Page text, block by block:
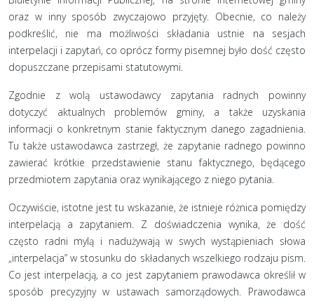
oraz w inny sposób zwyczajowo przyjęty. Obecnie, co należy
podkreślić, nie ma możliwości składania ustnie na sesjach
interpelacji i zapytań, co oprócz formy pisemnej było dość często
dopuszczane przepisami statutowymi.
Zgodnie z wolą ustawodawcy zapytania radnych powinny
dotyczyć aktualnych problemów gminy, a także uzyskania
informacji o konkretnym stanie faktycznym danego zagadnienia.
Tu także ustawodawca zastrzegł, że zapytanie radnego powinno
zawierać krótkie przedstawienie stanu faktycznego, będącego
przedmiotem zapytania oraz wynikającego z niego pytania.
Oczywiście, istotne jest tu wskazanie, że istnieje różnica pomiędzy
interpelacją a zapytaniem. Z doświadczenia wynika, że dość
często radni mylą i nadużywają w swych wystąpieniach słowa
„interpelacja” w stosunku do składanych wszelkiego rodzaju pism.
Co jest interpelacją, a co jest zapytaniem prawodawca określił w
sposób precyzyjny w ustawach samorządowych. Prawodawca